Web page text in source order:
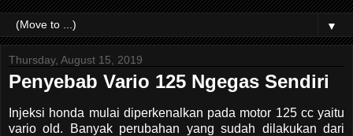
▼
Thursday, August 15, 2019
Penyebab Vario 125 Ngegas Sendiri
Injeksi honda mulai diperkenalkan pada motor 125 cc yaitu
vario old. Banyak perubahan yang sudah dilakukan dari